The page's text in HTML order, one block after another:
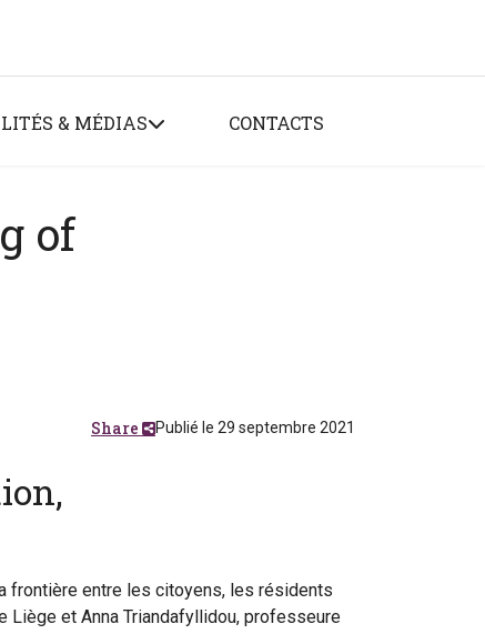
& MÉDIAS CONTACTS
of
Publié le 29 septembre 2021
Share
frontière entre les citoyens, les résidents
Liège et Anna Triandafyllidou, professeure